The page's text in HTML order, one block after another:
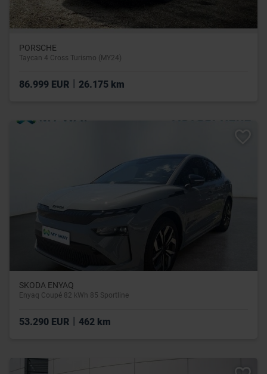
PORSCHE
Taycan 4 Cross Turismo (MY24)
86.999 EUR 26.175 km
SKODA ENYAQ
Enyaq Coupé 82 kWh 85 Sportline
53.290 EUR | 462 km